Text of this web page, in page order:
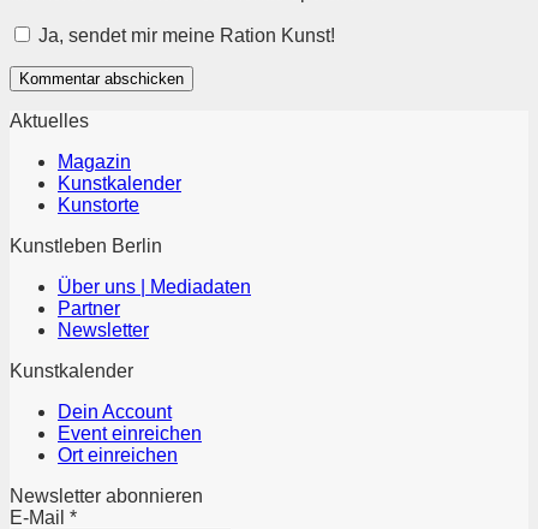
Ja, sendet mir meine Ration Kunst!
Aktuelles
Magazin
Kunstkalender
Kunstorte
Kunstleben Berlin
Über uns | Mediadaten
Partner
Newsletter
Kunstkalender
Dein Account
Event einreichen
Ort einreichen
Newsletter abonnieren
E-Mail *